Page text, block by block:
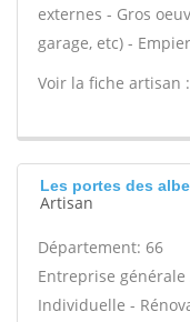
externes - Gros
garage, etc) -
Voir la fiche artisan :
Les portes des
Artisan
Département: 66
Entreprise
Individuelle -